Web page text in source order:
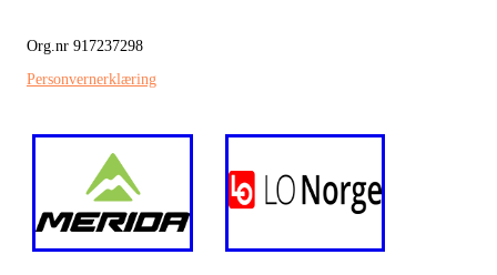
Org.nr 917237298
Personvernerklæring